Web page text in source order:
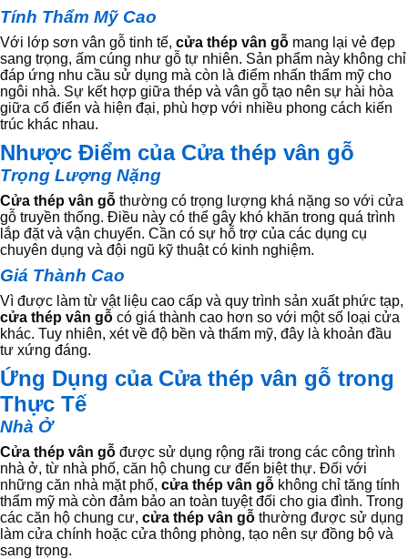
Tính Thẩm Mỹ Cao
Với lớp sơn vân gỗ tinh tế, cửa thép vân gỗ mang lại vẻ đẹp
sang trọng, ấm cúng như gỗ tự nhiên. Sản phẩm này không chỉ
đáp ứng nhu cầu sử dụng mà còn là điểm nhấn thẩm mỹ cho
ngôi nhà. Sự kết hợp giữa thép và vân gỗ tạo nên sự hài hòa
giữa cổ điển và hiện đại, phù hợp với nhiều phong cách kiến
trúc khác nhau.
Nhược Điểm của Cửa thép vân gỗ
Trọng Lượng Nặng
Cửa thép vân gỗ thường có trọng lượng khá nặng so với cửa
gỗ truyền thống. Điều này có thể gây khó khăn trong quá trình
lắp đặt và vận chuyển. Cần có sự hỗ trợ của các dụng cụ
chuyên dụng và đội ngũ kỹ thuật có kinh nghiệm.
Giá Thành Cao
Vì được làm từ vật liệu cao cấp và quy trình sản xuất phức tạp,
cửa thép vân gỗ có giá thành cao hơn so với một số loại cửa
khác. Tuy nhiên, xét về độ bền và thẩm mỹ, đây là khoản đầu
tư xứng đáng.
Ứng Dụng của Cửa thép vân gỗ trong
Thực Tế
Nhà Ở
Cửa thép vân gỗ được sử dụng rộng rãi trong các công trình
nhà ở, từ nhà phố, căn hộ chung cư đến biệt thự. Đối với
những căn nhà mặt phố, cửa thép vân gỗ không chỉ tăng tính
thẩm mỹ mà còn đảm bảo an toàn tuyệt đối cho gia đình. Trong
các căn hộ chung cư, cửa thép vân gỗ thường được sử dụng
làm cửa chính hoặc cửa thông phòng, tạo nên sự đồng bộ và
sang trọng.